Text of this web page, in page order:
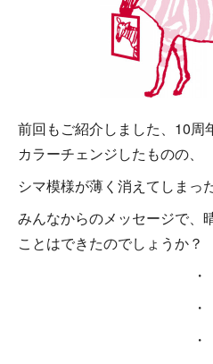
前回もご紹介しました、10周
カラーチェンジしたものの、
シマ模様が薄く消えてしまっ
みんなからのメッセージで、
ことはできたのでしょうか？
・
・
・